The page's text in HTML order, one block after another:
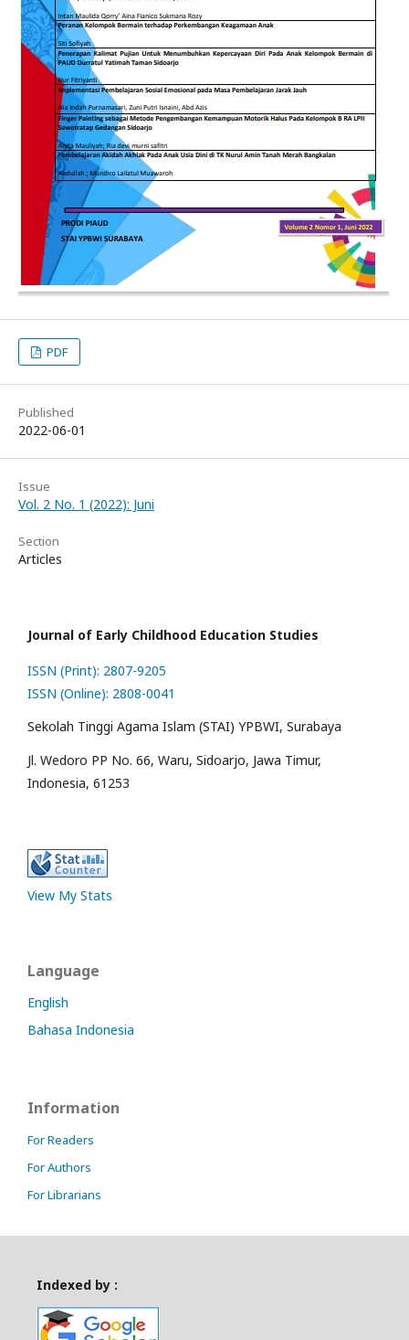
PDF
Published
2022-06-01
Issue
Vol. 2 No. 1 (2022): Juni
Section
Articles
Journal of Early Childhood Education Studies
ISSN (Print): 2807-9205
ISSN (Online): 2808-0041
Sekolah Tinggi Agama Islam (STAI) YPBWI, Surabaya
Jl. Wedoro PP No. 66, Waru, Sidoarjo, Jawa Timur,
Indonesia, 61253
View My Stats
Language
English
Bahasa Indonesia
Information
For Readers
For Authors
For Librarians
Indexed by :